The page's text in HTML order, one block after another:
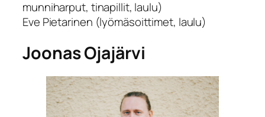
munniharput, tinapillit, laulu)
Eve Pietarinen (lyömäsoittimet, laulu)
Joonas Ojajärvi